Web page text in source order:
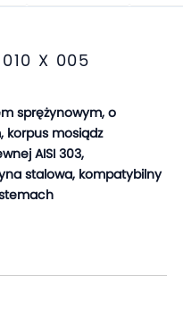
X 005
sprężynowym, o
korpus mosiądz
AISI 303,
stalowa, kompatybilny